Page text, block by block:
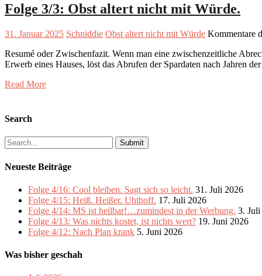
Folge 3/3: Obst altert nicht mit Würde.
31. Januar 2025 Schniddie Obst altert nicht mit Würde Kommentare
Resumé oder Zwischenfazit. Wenn man eine zwischenzeitliche
Erwerb eines Hauses, löst das Abrufen der Spardaten nach Jahren
Read More
Search
Search
for:
Neueste Beiträge
Folge 4/16: Cool bleiben. Sagt sich so leicht. 31. Juli 2026
Folge 4/15: Heiß. Heißer. Uhthoff. 17. Juli 2026
Folge 4/14: MS ist heilbar!…zumindest in der Werbung. 3.
Folge 4/13: Was nichts kostet, ist nichts wert? 19. Juni 2026
Folge 4/12: Nach Plan krank 5. Juni 2026
Was bisher geschah